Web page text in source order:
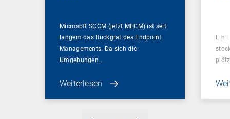
Microsoft SCCM (jetzt MECM) ist seit
langem das Rückgrat des Endpoint
Managements. Da sich die
Umgebungen…
Weiterlesen
Ein